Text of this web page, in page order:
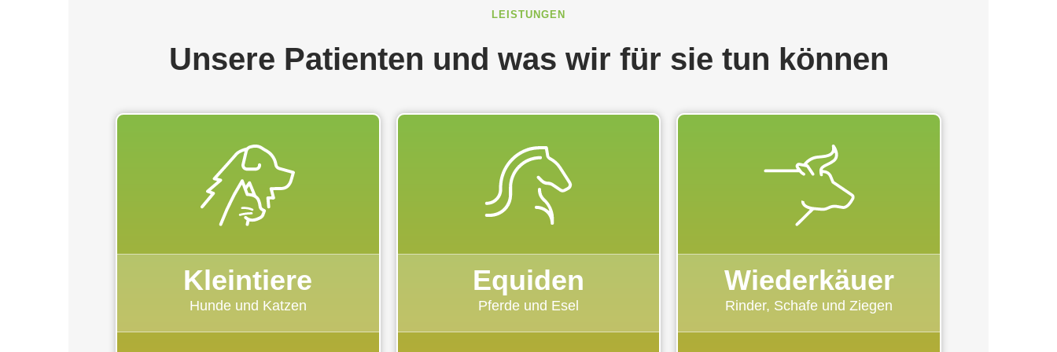
LEISTUNGEN
Unsere Patienten und was wir für sie tun können
Kleintiere
Hunde und Katzen
Equiden
Pferde und Esel
Wiederkäuer
Rinder, Schafe und Ziegen